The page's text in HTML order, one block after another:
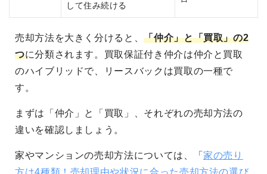
して住み続ける
売却方法を大きく分けると、「仲介」と「買取」の2
つに分類されます。買取保証付き仲介は仲介と買取
のハイブリッドで、リースバックは買取の一種で
す。
まずは「仲介」と「買取」、それぞれの売却方法の
違いを確認しましょう。
家やマンションの売却方法については、「 家の売り
方は4種類！売却理由や状況に合った売却方法の選び